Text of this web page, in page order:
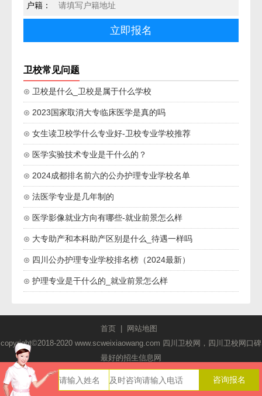
户籍：
卫校常见问题
⊙ 卫校是什么_卫校是属于什么学校
⊙ 2023国家取消大专临床医学是真的吗
⊙ 女生读卫校学什么专业好-卫校专业学校推荐
⊙ 医学实验技术专业是干什么的？
⊙ 2024成都排名前六的公办护理专业学校名单
⊙ 法医学专业是几年制的
⊙ 医学影像就业方向有哪些-就业前景怎么样
⊙ 大专助产和本科助产区别是什么_待遇一样吗
⊙ 四川公办护理专业学校排名榜（2024最新）
⊙ 护理专业是干什么的_就业前景怎么样
首页|
网站地图
copyright©2018-2020 www.scweixiaowang.com 四川卫校网，四川卫校网口碑
最好的招生信息网